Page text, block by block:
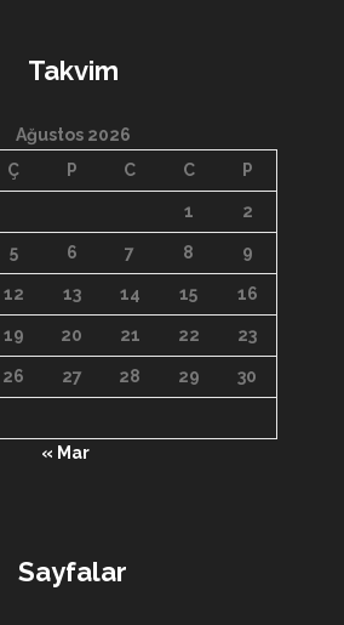
Takvim
Ağustos 2026
Ç P C C P
1 2
5 6 7 8 9
12 13 14 15 16
19 20 21 22 23
26 27 28 29 30
« Mar
Sayfalar